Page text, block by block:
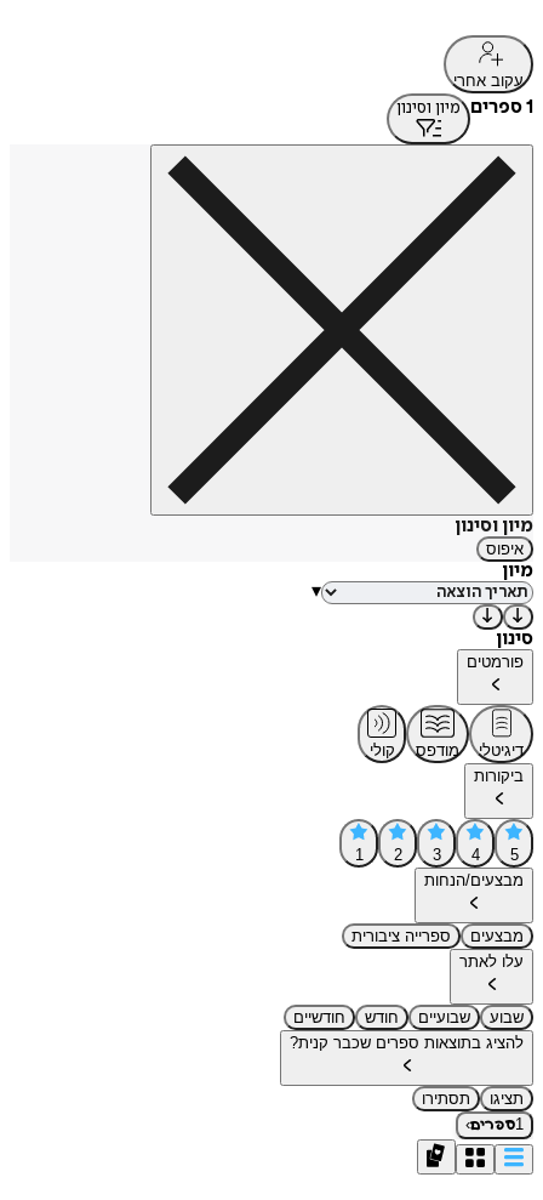
עקוב אחרי
1 ספרים מיון וסינון
מיון וסינון
איפוס
מיון
▾
סינון
פורמטים
דיגיטלי מודפס
קולי
ביקורות
5
4
3
2
1
מבצעים/הנחות
מבצעים
ספרייה ציבורית
עלו לאתר
שבוע שבועיים חודש
חודשיים
להציג בתוצאות ספרים שכבר קנית?
תציגו
תסתירו
1ספרים›